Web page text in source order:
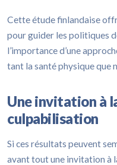
Cette étude finlandaise
pour guider les politiques
l’importance d’une
tant la santé physique que
Une invitation à
culpabilisation
Si ces résultats peuvent
avant tout une invitation à